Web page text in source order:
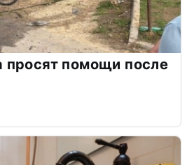
просят помощи после